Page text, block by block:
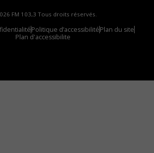
FM 103,3 Tous droits réservés.
Politique d’accessibilitéPlan du site
Plan d'accessibilite